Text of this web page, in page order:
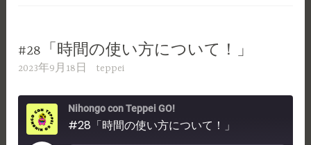
#28「時間の使い方について！」
2023年9月18日 teppei
Nihongo con Teppei GO!
#28「時間の使い方について！」